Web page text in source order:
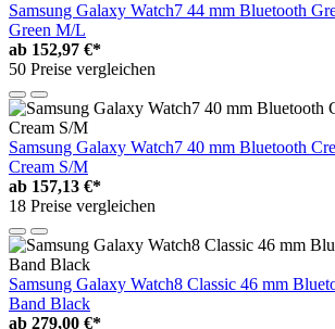
Samsung Galaxy Watch7 44 mm Bluetooth
Green M/L
ab 152,97 €*
50 Preise vergleichen
Samsung Galaxy Watch7 40 mm Bluetooth
Cream S/M
ab 157,13 €*
18 Preise vergleichen
Samsung Galaxy Watch8 Classic 46 mm
Band Black
ab 279,00 €*